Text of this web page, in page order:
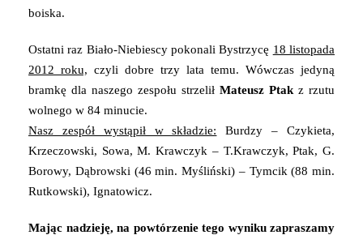
boiska.
Ostatni raz Biało-Niebiescy pokonali Bystrzycę 18 listopada
2012 roku, czyli dobre trzy lata temu. Wówczas jedyną
bramkę dla naszego zespołu strzelił Mateusz Ptak z rzutu
wolnego w 84 minucie.
Nasz zespół wystąpił w składzie: Burdzy – Czykieta,
Krzeczowski, Sowa, M. Krawczyk – T.Krawczyk, Ptak, G.
Borowy, Dąbrowski (46 min. Myśliński) – Tymcik (88 min.
Rutkowski), Ignatowicz.
Mając nadzieję, na powtórzenie tego wyniku zapraszamy